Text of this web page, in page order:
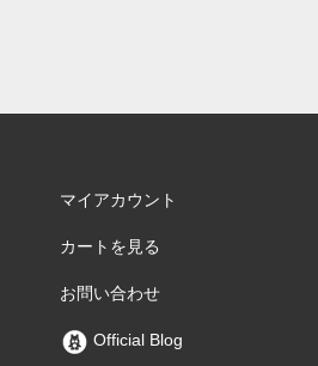
マイアカウント
カートを見る
お問い合わせ
Official Blog